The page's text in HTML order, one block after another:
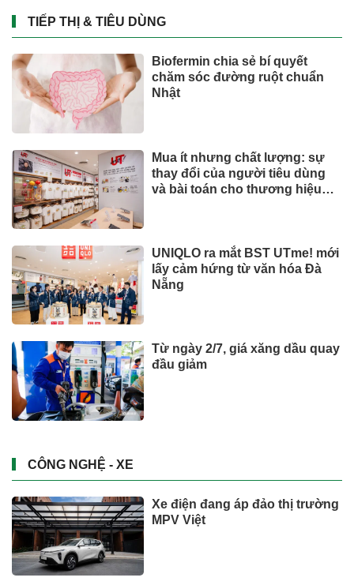
TIẾP THỊ & TIÊU DÙNG
Biofermin chia sẻ bí quyết
chăm sóc đường ruột chuẩn
Nhật
Mua ít nhưng chất lượng: sự
thay đổi của người tiêu dùng
và bài toán cho thương hiệu
UNIQLO ra mắt BST UTme! mới
lấy cảm hứng từ văn hóa Đà
Nẵng
Từ ngày 2/7, giá xăng dầu quay
đầu giảm
CÔNG NGHỆ - XE
Xe điện đang áp đảo thị trường
MPV Việt